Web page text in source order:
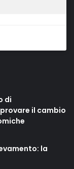
di
il cambio
la